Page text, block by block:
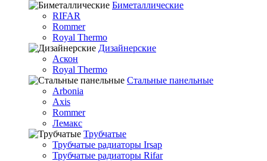
Биметаллические
RIFAR
Rommer
Royal Thermo
Дизайнерские
Аскон
Royal Thermo
Стальные панельные
Arbonia
Axis
Rommer
Лемакс
Трубчатые
Трубчатые радиаторы Irsap
Трубчатые радиаторы Rifar